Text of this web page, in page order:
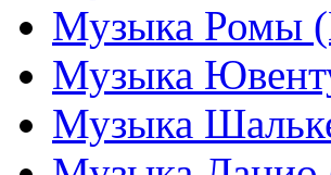
Музыка Ромы
Музыка
Музыка